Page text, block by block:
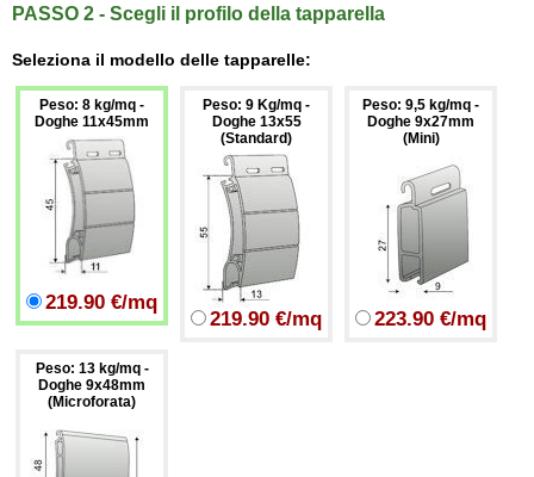
PASSO 2 - Scegli il profilo della tapparella
Seleziona il modello delle tapparelle:
Peso: 8 kg/mq -
Doghe 11x45mm
219.90 €/mq
Peso: 9 Kg/mq -
Doghe 13x55
(Standard)
219.90 €/mq
Peso: 9,5 kg/mq -
Doghe 9x27mm
(Mini)
223.90 €/mq
Peso: 13 kg/mq -
Doghe 9x48mm
(Microforata)